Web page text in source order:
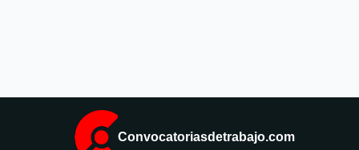
Convocatoriasdetrabajo.com